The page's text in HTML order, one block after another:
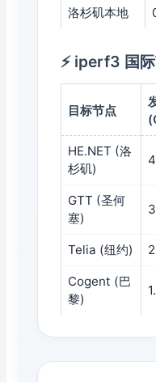
洛杉矶本地
⚡ iperf3 国
目标节点
HE.NET (洛
杉矶)
GTT (圣何
塞)
Telia (纽约)
Cogent (巴
黎)